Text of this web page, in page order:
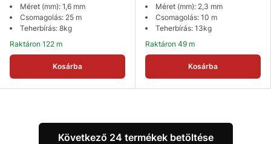
Méret (mm): 1,6 mm
Csomagolás: 25 m
Teherbírás: 8kg
Raktáron 122 m
Kosárba
Méret (mm): 2,3 mm
Csomagolás: 10 m
Teherbírás: 13kg
Raktáron 49 m
Kosárba
Következő 24 termékek betöltése